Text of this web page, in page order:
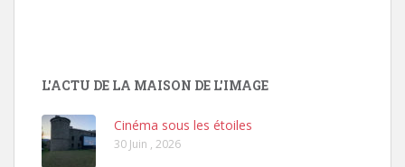
L'ACTU DE LA MAISON DE L'IMAGE
Cinéma sous les étoiles
30 Juin , 2026